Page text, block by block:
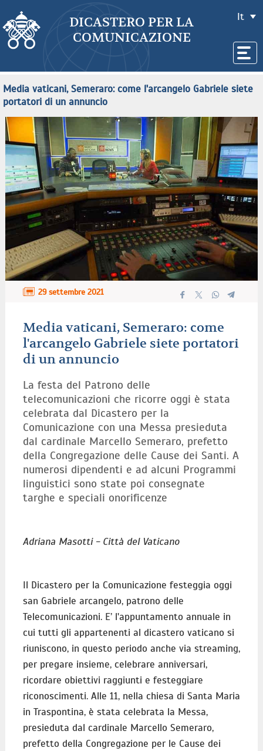
DICASTERO PER LA
COMUNICAZIONE
It
Media vaticani, Semeraro: come l'arcangelo Gabriele siete
portatori di un annuncio
29 settembre 2021
Media vaticani, Semeraro: come
l'arcangelo Gabriele siete portatori
di un annuncio
La festa del Patrono delle
telecomunicazioni che ricorre oggi è stata
celebrata dal Dicastero per la
Comunicazione con una Messa presieduta
dal cardinale Marcello Semeraro, prefetto
della Congregazione delle Cause dei Santi. A
numerosi dipendenti e ad alcuni Programmi
linguistici sono state poi consegnate
targhe e speciali onorificenze
Adriana Masotti - Città del Vaticano
Il Dicastero per la Comunicazione festeggia oggi
san Gabriele arcangelo, patrono delle
Telecomunicazioni. E’ l'appuntamento annuale in
cui tutti gli appartenenti al dicastero vaticano si
riuniscono, in questo periodo anche via streaming,
per pregare insieme, celebrare anniversari,
ricordare obiettivi raggiunti e festeggiare
riconoscimenti. Alle 11, nella chiesa di Santa Maria
in Traspontina, è stata celebrata la Messa,
presieduta dal cardinale Marcello Semeraro,
prefetto della Congregazione per le Cause dei